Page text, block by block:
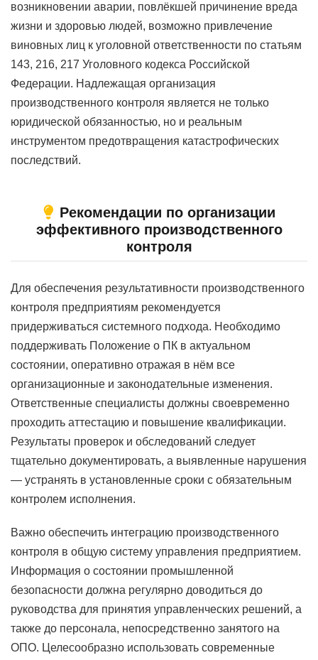
возникновении аварии, повлёкшей причинение вреда
жизни и здоровью людей, возможно привлечение
виновных лиц к уголовной ответственности по статьям
143, 216, 217 Уголовного кодекса Российской
Федерации. Надлежащая организация
производственного контроля является не только
юридической обязанностью, но и реальным
инструментом предотвращения катастрофических
последствий.
Рекомендации по организации
эффективного производственного
контроля
Для обеспечения результативности производственного
контроля предприятиям рекомендуется
придерживаться системного подхода. Необходимо
поддерживать Положение о ПК в актуальном
состоянии, оперативно отражая в нём все
организационные и законодательные изменения.
Ответственные специалисты должны своевременно
проходить аттестацию и повышение квалификации.
Результаты проверок и обследований следует
тщательно документировать, а выявленные нарушения
— устранять в установленные сроки с обязательным
контролем исполнения.
Важно обеспечить интеграцию производственного
контроля в общую систему управления предприятием.
Информация о состоянии промышленной
безопасности должна регулярно доводиться до
руководства для принятия управленческих решений, а
также до персонала, непосредственно занятого на
ОПО. Целесообразно использовать современные